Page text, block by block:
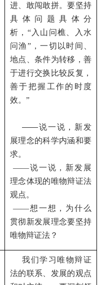
进、敢闯敢拼。要坚持
具体问题具体分
析，“入山问樵、入水
问渔”，一切以时间、
地点、条件为转移，善
于进行交换比较反复，
善于把握工作的时度
效。”
——说一说，新发
展理念的科学内涵和要
求。
——说一说，新发展
理念体现的唯物辩证法
观点。
——想一想，为什么
贯彻新发展理念要坚持
唯物辩证法？
我们学习唯物辩证
法的联系、发展的观点